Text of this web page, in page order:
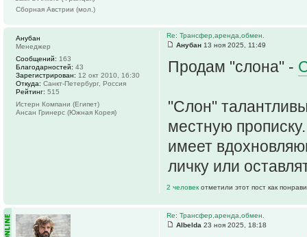
Сборная Австрии (мол.)
Re: Трансфер,аренда,обмен.
Анубан 13 ноя 2025, 11:49
Продам "слона" -
"Слон"
местную
имеет
личку или
2 человек отметили этот пост как
Анубан
Менеджер
Сообщений: 163
Благодарностей: 43
Зарегистрирован: 12 окт 2010, 16:30
Откуда: Санкт-Петербург, Россия
Рейтинг: 515
Истерн Компани (Египет)
Ансан Гринерс (Южная Корея)
Re: Трансфер,аренда,обмен.
Albelda 23 ноя 2025, 18:18